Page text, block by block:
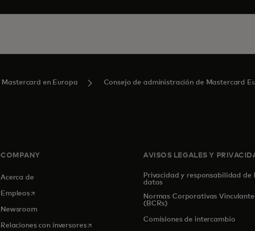
Mastercard en Europa Consejo de administración de Mastercard
COMPANY
Acerca de
Empleosse abre en una pestaña nueva
Newsroom
Relaciones con inversoresse abre en una pestaña nueva
AVISOS LEGALES Y
Privacidad y responsabilidad de
datos
Normas Corporativas
(BCRs)
Comisiones de intercambio